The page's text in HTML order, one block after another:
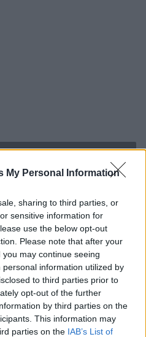
My Personal Information
sharing to third parties, or
sensitive information for
use the below opt-out
Please note that after your
may continue seeing
information utilized by
to third parties prior to
opt-out of the further
by third parties on the
This information may
parties on the IAB’s List of